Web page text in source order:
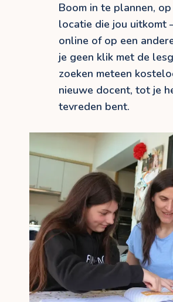
Boom in te plannen,
locatie die jou uitkomt
online of op een
je geen klik met de
zoeken meteen
nieuwe docent, tot je
tevreden bent.